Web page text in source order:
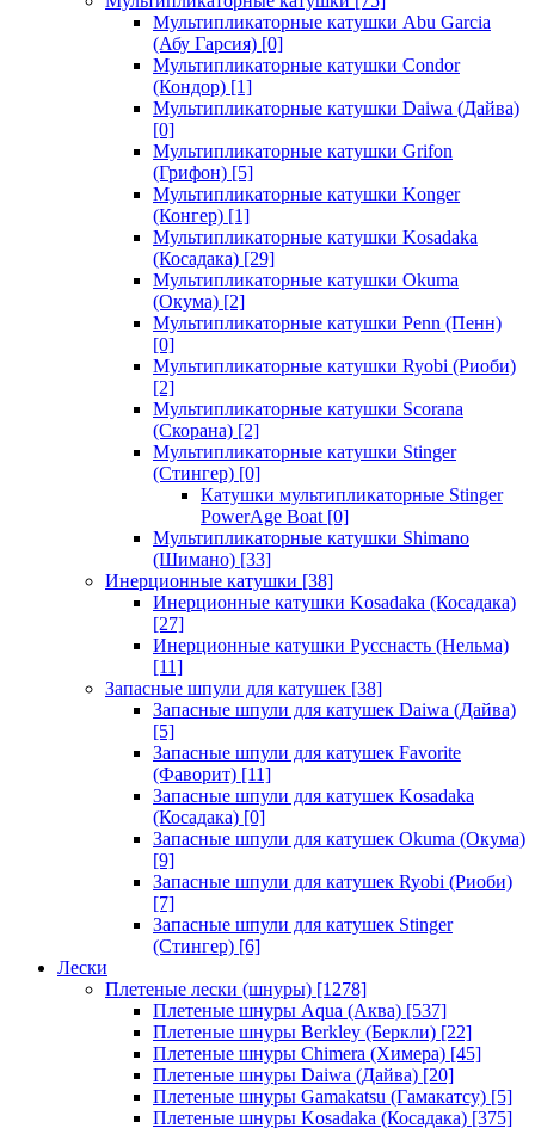
Мультипликаторные катушки Abu Garcia
(Абу Гарсия) [0]
Мультипликаторные катушки Condor
(Кондор) [1]
Мультипликаторные катушки Daiwa (Дайва)
[0]
Мультипликаторные катушки Grifon
(Грифон) [5]
Мультипликаторные катушки Konger
(Конгер) [1]
Мультипликаторные катушки Kosadaka
(Косадака) [29]
Мультипликаторные катушки Okuma
(Окума) [2]
Мультипликаторные катушки Penn (Пенн)
[0]
Мультипликаторные катушки Ryobi (Риоби)
[2]
Мультипликаторные катушки Scorana
(Скорана) [2]
Мультипликаторные катушки Stinger
(Стингер) [0]
Катушки мультипликаторные Stinger
PowerAge Boat [0]
Мультипликаторные катушки Shimano
(Шимано) [33]
Инерционные катушки [38]
Инерционные катушки Kosadaka (Косадака)
[27]
Инерционные катушки Русснасть (Нельма)
[11]
Запасные шпули для катушек [38]
Запасные шпули для катушек Daiwa (Дайва)
[5]
Запасные шпули для катушек Favorite
(Фаворит) [11]
Запасные шпули для катушек Kosadaka
(Косадака) [0]
Запасные шпули для катушек Okuma (Окума)
[9]
Запасные шпули для катушек Ryobi (Риоби)
[7]
Запасные шпули для катушек Stinger
(Стингер) [6]
Лески
Плетеные лески (шнуры) [1278]
Плетеные шнуры Aqua (Аква) [537]
Плетеные шнуры Berkley (Беркли) [22]
Плетеные шнуры Chimera (Химера) [45]
Плетеные шнуры Daiwa (Дайва) [20]
Плетеные шнуры Gamakatsu (Гамакатсу) [5]
Плетеные шнуры Kosadaka (Косадака) [375]